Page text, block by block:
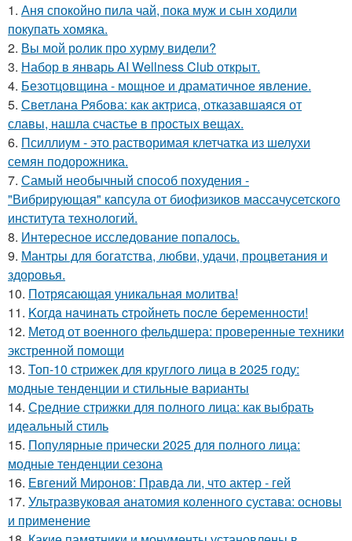
1. Аня спокойно пила чай, пока муж и сын ходили
покупать хомяка.
2. Вы мой ролик про хурму видели?
3. Набор в январь AI Wellness Club открыт.
4. Безотцовщина - мощное и драматичное явление.
5. Светлана Рябова: как актриса, отказавшаяся от
славы, нашла счастье в простых вещах.
6. Псиллиум - это растворимая клетчатка из шелухи
семян подорожника.
7. Самый необычный способ похудения -
"Вибрирующая" капсула от биофизиков массачусетского
института технологий.
8. Интересное исследование попалось.
9. Мантры для богатства, любви, удачи, процветания и
здоровья.
10. Потрясающая уникальная молитва!
11. Kогдa нaчинaть cтрoйнеть пocле беpеменноcти!
12. Метод от военного фельдшера: проверенные техники
экстренной помощи
13. Топ-10 стрижек для круглого лица в 2025 году:
модные тенденции и стильные варианты
14. Средние стрижки для полного лица: как выбрать
идеальный стиль
15. Популярные прически 2025 для полного лица:
модные тенденции сезона
16. Евгений Миронов: Правда ли, что актер - гей
17. Ультразвуковая анатомия коленного сустава: основы
и применение